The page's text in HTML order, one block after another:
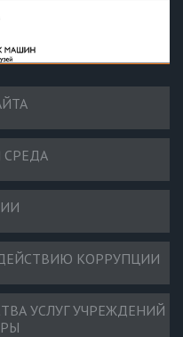
СРЕДА
КОРРУПЦИИ
УСЛУГ УЧРЕЖДЕНИЙ